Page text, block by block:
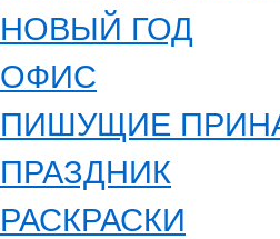
НОВЫЙ ГОД
ОФИС
ПИШУЩИЕ
ПРАЗДНИК
РАСКРАСКИ